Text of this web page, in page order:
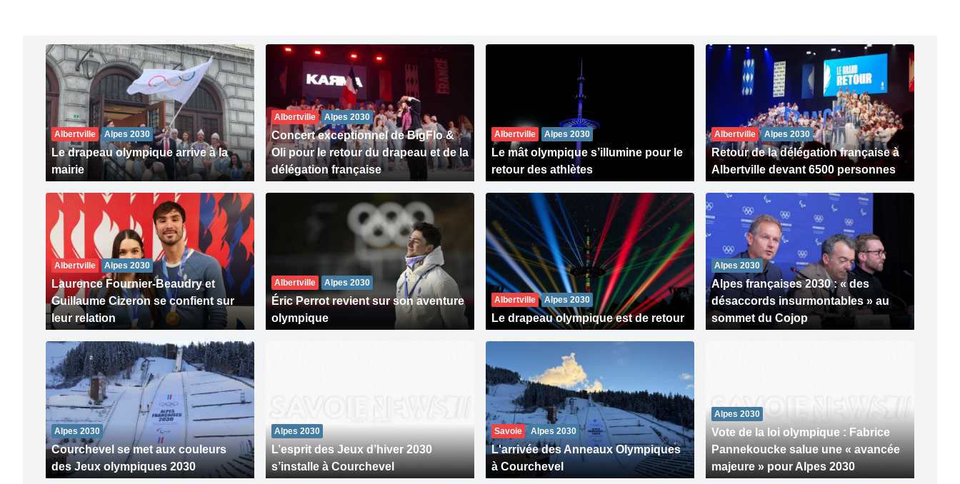
Albertville Alpes 2030
Le drapeau olympique arrive à la
mairie
Albertville Alpes 2030
Concert exceptionnel de BigFlo &
Oli pour le retour du drapeau et de la
délégation française
Albertville Alpes 2030
Le mât olympique s’illumine pour le
retour des athlètes
Albertville Alpes 2030
Retour de la délégation française à
Albertville devant 6500 personnes
Albertville Alpes 2030
Laurence Fournier-Beaudry et
Guillaume Cizeron se confient sur
leur relation
Albertville Alpes 2030
Éric Perrot revient sur son aventure
olympique
Albertville Alpes 2030
Le drapeau olympique est de retour
Alpes 2030
Alpes françaises 2030 : « des
désaccords insurmontables » au
sommet du Cojop
Alpes 2030
Courchevel se met aux couleurs
des Jeux olympiques 2030
Alpes 2030
L’esprit des Jeux d’hiver 2030
s’installe à Courchevel
Savoie Alpes 2030
L'arrivée des Anneaux Olympiques
à Courchevel
Alpes 2030
Vote de la loi olympique : Fabrice
Pannekoucke salue une « avancée
majeure » pour Alpes 2030